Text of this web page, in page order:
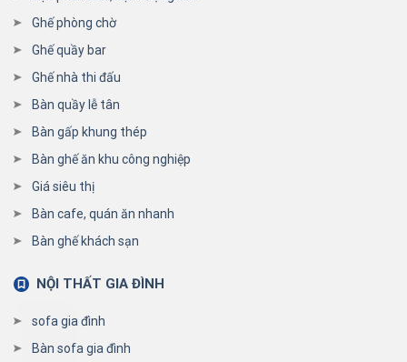
Ghế phòng chờ
Ghế quầy bar
Ghế nhà thi đấu
Bàn quầy lễ tân
Bàn gấp khung thép
Bàn ghế ăn khu công nghiệp
Giá siêu thị
Bàn cafe, quán ăn nhanh
Bàn ghế khách sạn
NỘI THẤT GIA ĐÌNH
sofa gia đình
Bàn sofa gia đình